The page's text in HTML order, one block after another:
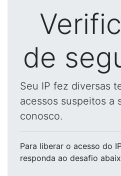
de
Seu IP fez diversas
acessos suspeitos a
conosco.
Para liberar o acesso do
responda ao desafio